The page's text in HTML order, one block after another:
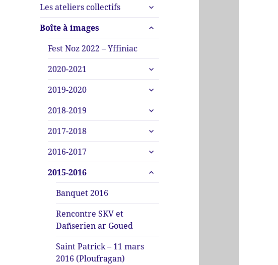
sous-
menu
Les ateliers collectifs
ouvrir
le
sous-
menu
Boîte à images
ouvrir
le
menu
Fest Noz 2022 – Yffiniac
2020-2021
ouvrir
le
sous-
menu
2019-2020
ouvrir
le
sous-
menu
2018-2019
ouvrir
le
sous-
menu
2017-2018
ouvrir
le
sous-
menu
2016-2017
ouvrir
le
sous-
menu
2015-2016
ouvrir
le
menu
Banquet 2016
Rencontre SKV et
Dañserien ar Goued
Saint Patrick – 11 mars
2016 (Ploufragan)